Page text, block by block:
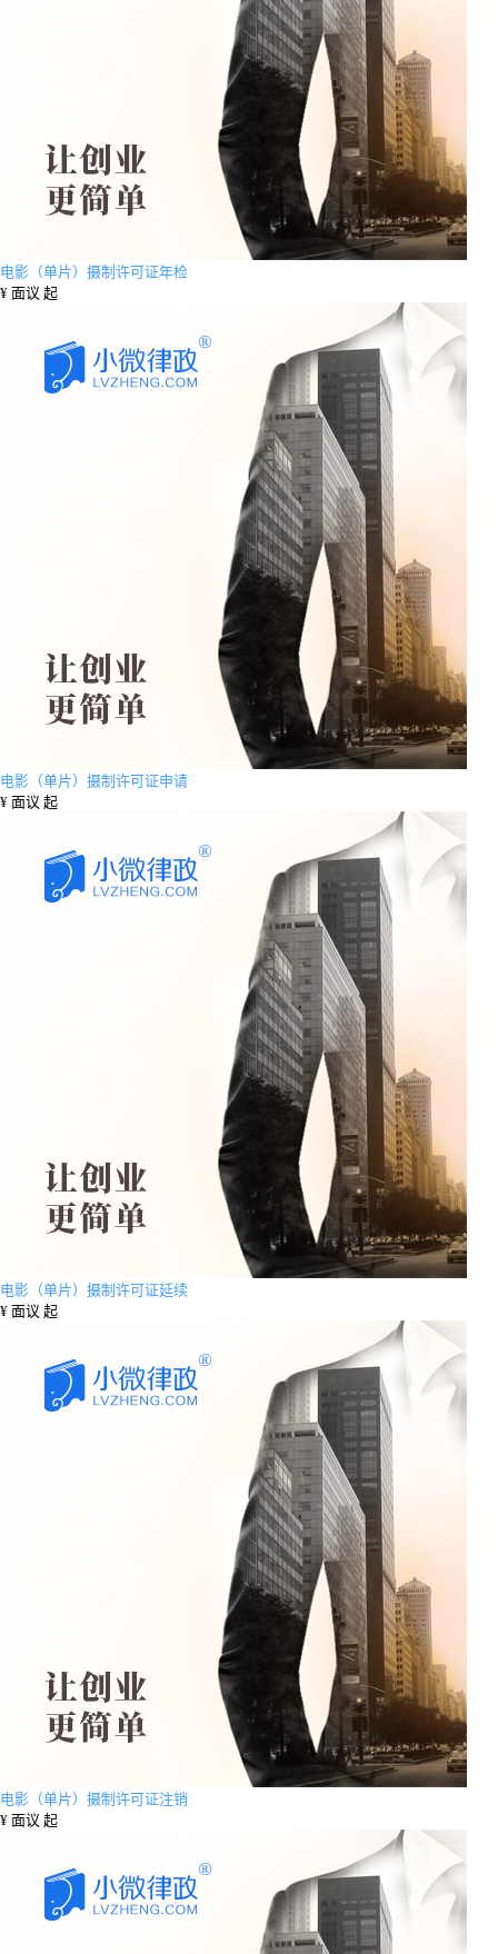
电影（单片）摄制许可证年检
¥ 面议 起
电影（单片）摄制许可证申请
¥ 面议 起
电影（单片）摄制许可证延续
¥ 面议 起
电影（单片）摄制许可证注销
¥ 面议 起